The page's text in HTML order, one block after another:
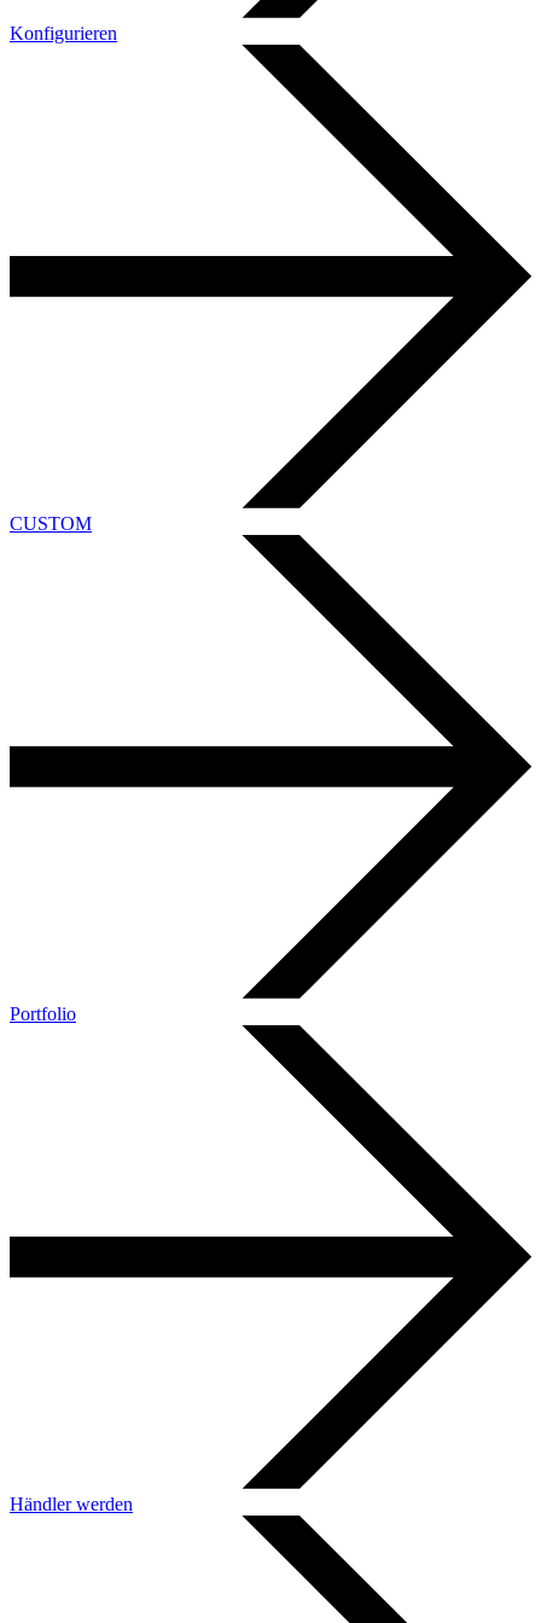
Konfigurieren
CUSTOM
Portfolio
Händler werden